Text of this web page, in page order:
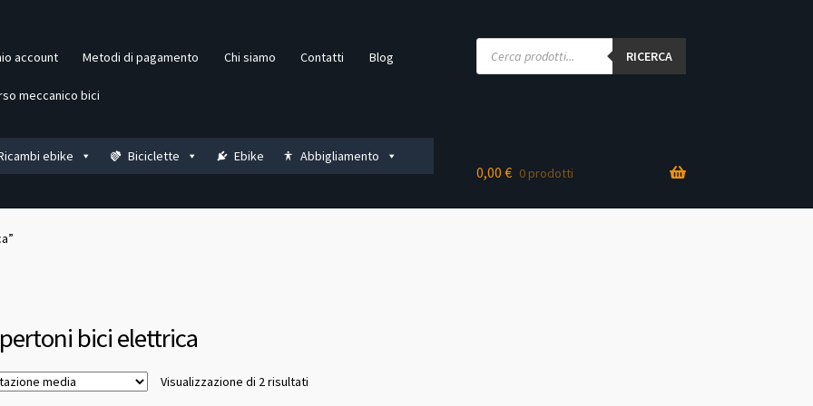
account Metodi di pagamento Chi siamo Contatti Blog
meccanico bici
Products
search RICERCA
ebike Biciclette Ebike Abbigliamento
0,00 € 0 prodotti
bici elettrica
Visualizzazione di 2 risultatiValutazione